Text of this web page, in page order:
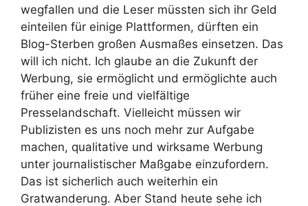
wegfallen und die Leser müssten sich ihr Geld
einteilen für einige Plattformen, dürften ein
Blog-Sterben großen Ausmaßes einsetzen. Das
will ich nicht. Ich glaube an die Zukunft der
Werbung, sie ermöglicht und ermöglichte auch
früher eine freie und vielfältige
Presselandschaft. Vielleicht müssen wir
Publizisten es uns noch mehr zur Aufgabe
machen, qualitative und wirksame Werbung
unter journalistischer Maßgabe einzufordern.
Das ist sicherlich auch weiterhin ein
Gratwanderung. Aber Stand heute sehe ich